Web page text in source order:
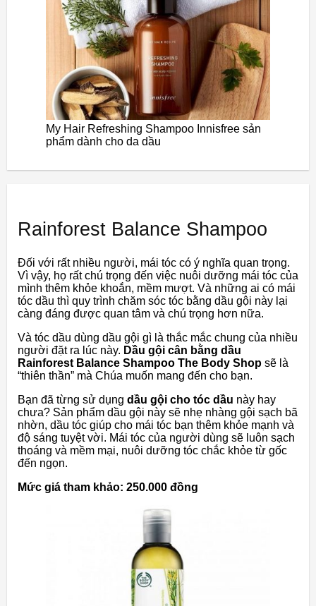
My Hair Refreshing Shampoo Innisfree sản
phẩm dành cho da dầu
Rainforest Balance Shampoo
Đối với rất nhiều người, mái tóc có ý nghĩa quan trọng.
Vì vậy, họ rất chú trọng đến việc nuôi dưỡng mái tóc của
mình thêm khỏe khoắn, mềm mượt. Và những ai có mái
tóc dầu thì quy trình chăm sóc tóc bằng dầu gội này lại
càng đáng được quan tâm và chú trọng hơn nữa.
Và tóc dầu dùng dầu gội gì là thắc mắc chung của nhiều
người đặt ra lúc này. Dầu gội cân bằng dầu
Rainforest Balance Shampoo The Body Shop sẽ là
“thiên thần” mà Chúa muốn mang đến cho bạn.
Bạn đã từng sử dụng dầu gội cho tóc dầu này hay
chưa? Sản phẩm dầu gội này sẽ nhẹ nhàng gội sạch bã
nhờn, dầu tóc giúp cho mái tóc bạn thêm khỏe mạnh và
độ sáng tuyệt vời. Mái tóc của người dùng sẽ luôn sạch
thoáng và mềm mại, nuôi dưỡng tóc chắc khỏe từ gốc
đến ngọn.
Mức giá tham khảo: 250.000 đồng